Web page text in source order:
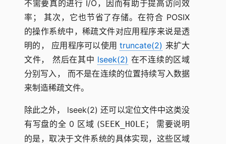
不需要真的进行 I/O，因而有助于提高访问效
率； 其次，它也节省了存储。在符合 POSIX
的操作系统中，稀疏文件对应用程序来说是透
明的， 应用程序可以使用truncate(2) 来扩大
文件， 然后在其中 lseek(2) 在不连续的区域
分别写入， 而不是在连续的位置持续写入数据
来制造稀疏文件。
除此之外， lseek(2) 还可以定位文件中这类没
有写盘的全 0 区域 (SEEK_HOLE ； 需要说明
的是，取决于文件系统的具体实现，这些区域